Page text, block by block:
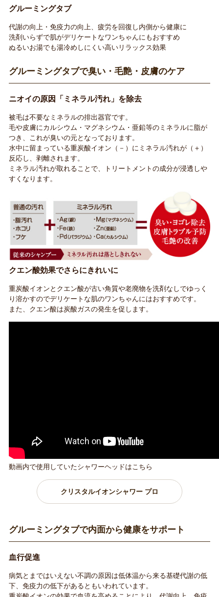
グルーミングタブ
代謝の向上・免疫力の向上、疲労を回復し内側から健康に
洗剤いらずで肌がデリケートなワンちゃんにもおすすめ
ぬるいお湯でも湯冷めしにくい高いリラックス効果
グルーミングタブで臭い・毛艶・皮膚のケア
ニオイの原因「ミネラル汚れ」を除去
被毛は不要なミネラルの排出器官です。
毛や皮膚にカルシウム・マグネシウム・亜鉛等のミネラルに脂が
つき、これが臭いの元となっております。
水中に留まっている重炭酸イオン（－）にミネラル汚れが（＋）
反応し、剥離されます。
ミネラル汚れが取れることで、トリートメントの成分が浸透しや
すくなります。
クエン酸効果でさらにきれいに
重炭酸イオンとクエン酸が古い角質や老廃物を洗剤なしでゆっく
り溶かすのでデリケートな肌のワンちゃんにはおすすめです。
また、クエン酸は炭酸ガスの発生を促します。
動画内で使用していたシャワーヘッドはこちら
クリスタルイオンシャワー プロ
グルーミングタブで内面から健康をサポート
血行促進
病気とまではいえない不調の原因は低体温から来る基礎代謝の低
下、免疫力の低下があるともいわれています。